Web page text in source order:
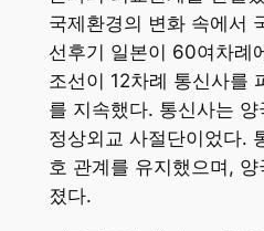
국제환경의 변화 속에서
선후기 일본이 60여차례
조선이 12차례 통신사를
를 지속했다. 통신사는
정상외교 사절단이었다.
호 관계를 유지했으며,
졌다.